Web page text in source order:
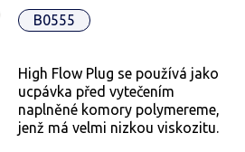
B0555
High Flow Plug se používá jako
ucpávka před vytečením
naplněné komory polymereme,
jenž má velmi nizkou viskozitu.